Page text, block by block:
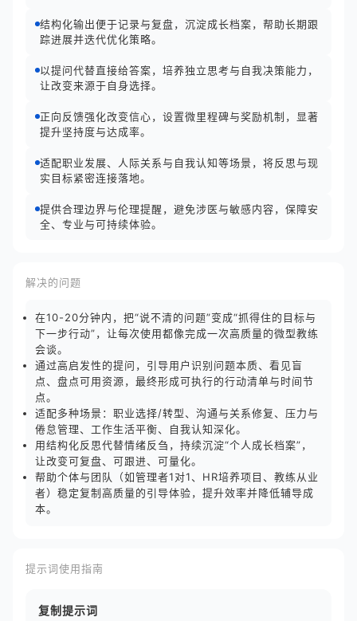
结构化输出便于记录与复盘，沉淀成长档案，帮助长期跟
踪进展并迭代优化策略。
以提问代替直接给答案，培养独立思考与自我决策能力，
让改变来源于自身选择。
正向反馈强化改变信心，设置微里程碑与奖励机制，显著
提升坚持度与达成率。
适配职业发展、人际关系与自我认知等场景，将反思与现
实目标紧密连接落地。
提供合理边界与伦理提醒，避免涉医与敏感内容，保障安
全、专业与可持续体验。
解决的问题
在10-20分钟内，把“说不清的问题”变成“抓得住的目标与
下一步行动”，让每次使用都像完成一次高质量的微型教练
会谈。
通过高启发性的提问，引导用户识别问题本质、看见盲
点、盘点可用资源，最终形成可执行的行动清单与时间节
点。
适配多种场景：职业选择/转型、沟通与关系修复、压力与
倦怠管理、工作生活平衡、自我认知深化。
用结构化反思代替情绪反刍，持续沉淀“个人成长档案”，
让改变可复盘、可跟进、可量化。
帮助个体与团队（如管理者1对1、HR培养项目、教练从业
者）稳定复制高质量的引导体验，提升效率并降低辅导成
本。
提示词使用指南
复制提示词